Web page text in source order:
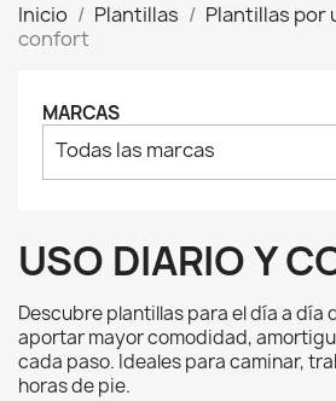
Inicio Plantillas Plantillas por
confort
MARCAS
Todas las marcas
USO DIARIO Y
Descubre plantillas para el día a día
aportar mayor comodidad,
cada paso. Ideales para caminar,
horas de pie.